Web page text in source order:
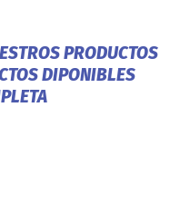
PRODUCTOS
DIPONIBLES